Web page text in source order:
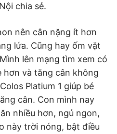
chia sẻ.
nên cân nặng ít hơn
lứa. Cũng hay ốm vặt
lên mạng tìm xem có
hơn và tăng cân không
Platium 1 giúp bé
cân. Con mình nay
nhiều hơn, ngủ ngon,
này trời nóng, bật điều